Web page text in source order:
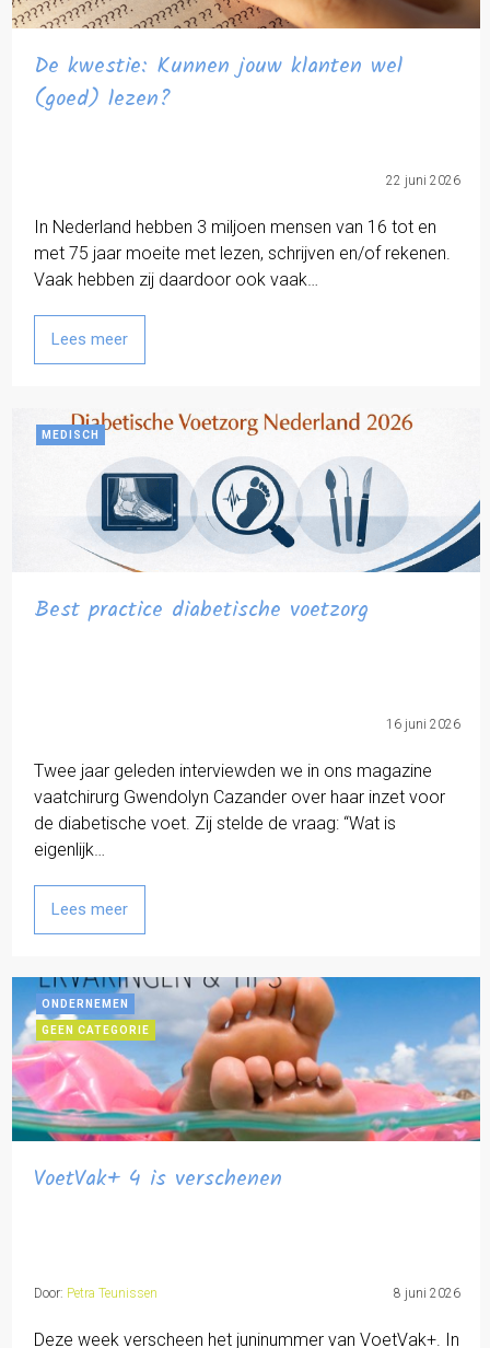
De kwestie: Kunnen jouw klanten wel
(goed) lezen?
22 juni 2026
In Nederland hebben 3 miljoen mensen van 16 tot en
met 75 jaar moeite met lezen, schrijven en/of rekenen.
Vaak hebben zij daardoor ook vaak…
Lees meer
MEDISCH
Best practice diabetische voetzorg
16 juni 2026
Twee jaar geleden interviewden we in ons magazine
vaatchirurg Gwendolyn Cazander over haar inzet voor
de diabetische voet. Zij stelde de vraag: “Wat is
eigenlijk…
Lees meer
ONDERNEMEN
GEEN CATEGORIE
VoetVak+ 4 is verschenen
Door: Petra Teunissen 8 juni 2026
Deze week verscheen het juninummer van VoetVak+. In